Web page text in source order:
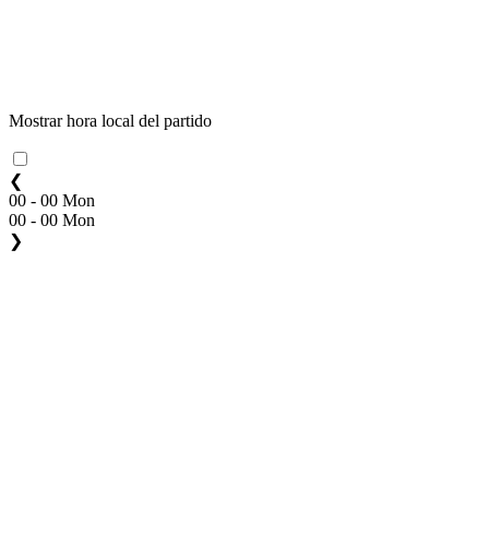
Mostrar hora local del partido
❮
00 - 00 Mon
00 - 00 Mon
❯